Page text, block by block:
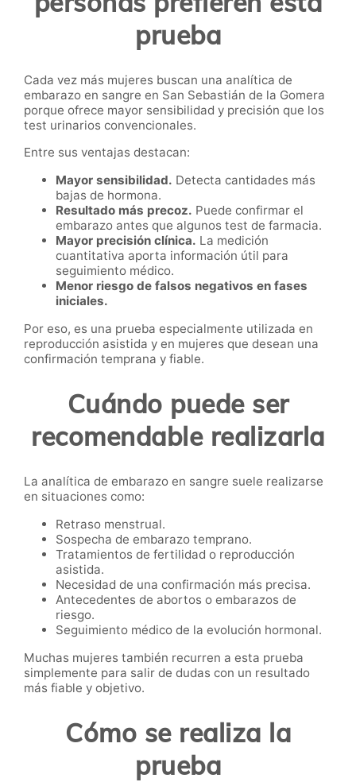
prueba
Cada vez más mujeres buscan una analítica de
embarazo en sangre en San Sebastián de la Gomera
porque ofrece mayor sensibilidad y precisión que los
test urinarios convencionales.
Entre sus ventajas destacan:
Mayor sensibilidad. Detecta cantidades más
bajas de hormona.
Resultado más precoz. Puede confirmar el
embarazo antes que algunos test de farmacia.
Mayor precisión clínica. La medición
cuantitativa aporta información útil para
seguimiento médico.
Menor riesgo de falsos negativos en fases
iniciales.
Por eso, es una prueba especialmente utilizada en
reproducción asistida y en mujeres que desean una
confirmación temprana y fiable.
Cuándo puede ser
recomendable realizarla
La analítica de embarazo en sangre suele realizarse
en situaciones como:
Retraso menstrual.
Sospecha de embarazo temprano.
Tratamientos de fertilidad o reproducción
asistida.
Necesidad de una confirmación más precisa.
Antecedentes de abortos o embarazos de
riesgo.
Seguimiento médico de la evolución hormonal.
Muchas mujeres también recurren a esta prueba
simplemente para salir de dudas con un resultado
más fiable y objetivo.
Cómo se realiza la
prueba